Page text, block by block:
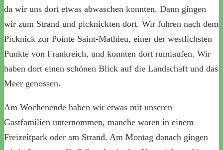
da wir uns dort etwas abwaschen konnten. Dann gingen
wir zum Strand und picknickten dort. Wir fuhren nach dem
Picknick zur Pointe Saint-Mathieu, einer der westlichsten
Punkte von Frankreich, und konnten dort rumlaufen. Wir
haben dort einen schönen Blick auf die Landschaft und das
Meer genossen.
Am Wochenende haben wir etwas mit unseren
Gastfamilien unternommen, manche waren in einem
Freizeitpark oder am Strand. Am Montag danach gingen